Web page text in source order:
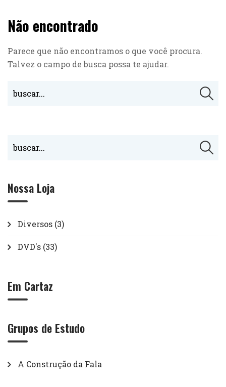
Não encontrado
Parece que não encontramos o que você procura.
Talvez o campo de busca possa te ajudar.
Nossa Loja
Diversos (3)
DVD's (33)
Em Cartaz
Grupos de Estudo
A Construção da Fala